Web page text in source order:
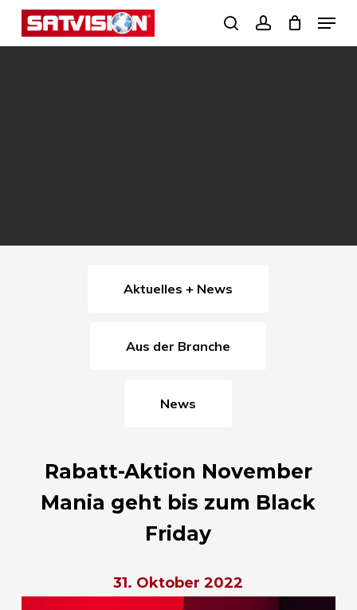
Skip
search
Menu
Aktuelles + News
Aus der Branche
News
Rabatt-Aktion November
Mania geht bis zum Black
Friday
31. Oktober 2022